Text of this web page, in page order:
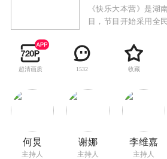
《快乐大本营》是湖
目，节目开始采用全
后又转为选秀节目，
宾访谈、游戏型的综
台的知名艺人来访谈
超清画质 1532 收藏
何炅
主持人
谢娜
主持人
李维嘉
主持人